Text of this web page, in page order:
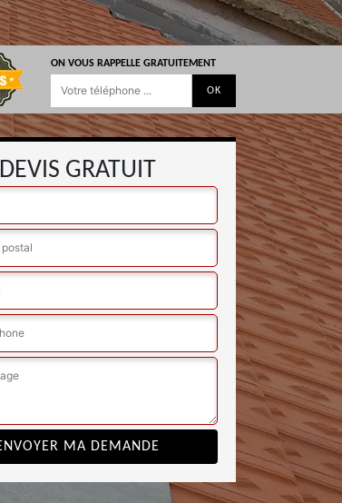
ON VOUS RAPPELLE GRATUITEMENT
DEVIS GRATUIT